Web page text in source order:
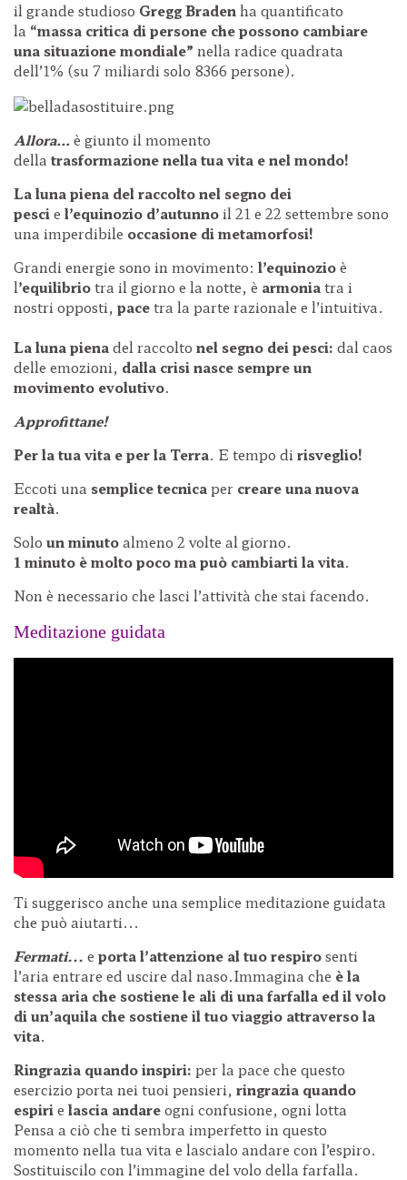
il grande studioso Gregg Braden ha quantificato
la “massa critica di persone che possono cambiare
una situazione mondiale” nella radice quadrata
dell’1% (su 7 miliardi solo 8366 persone).
Allora…è giunto il momento
della trasformazionenella tua vita e nel mondo!
La luna piena del raccolto nel segno dei
pescie l’equinozio d’autunnoil 21 e 22 settembre sono
una imperdibile occasione di metamorfosi!
Grandi energie sono in movimento: l’equinozioè
l’equilibriotra il giorno e la notte, è armoniatra i
nostri opposti, pacetra la parte razionale e l’intuitiva.
La luna pienadel raccolto nel segno dei pesci: dal caos
delle emozioni, dalla crisi nasce sempre un
movimento evolutivo.
Approfittane!
Per la tua vita e per la Terra. E tempo dirisveglio!
Eccoti una semplice tecnicaper creare una nuova
realtà.
Solo un minutoalmeno 2 volte al giorno.
1 minuto è molto poco ma può cambiarti la vita.
Non è necessario che lasci l’attività che stai facendo.
Meditazione guidata
Ti suggerisco anche una semplice meditazione guidata
che può aiutarti...
Fermati... e porta l’attenzione al tuo respirosenti
l’aria entrare ed uscire dal naso.Immagina che è la
stessa aria che sostiene le ali di una farfalla ed il volo
di un’aquila che sostiene il tuo viaggio attraverso la
vita.
Ringrazia quando inspiri: per la pace che questo
esercizio porta nei tuoi pensieri, ringrazia quando
espiri e lascia andareogni confusione, ogni lotta
Pensa a ciò che ti sembra imperfetto in questo
momento nella tua vita e lascialo andare con l’espiro.
Sostituiscilo con l’immagine del volo della farfalla.